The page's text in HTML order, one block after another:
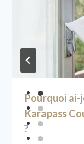
Pourquoi ai-
Karapass
?